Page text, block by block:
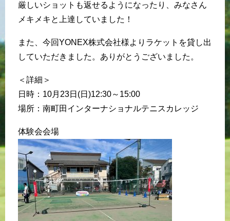
厳しいショットも返せるようになったり、みなさん
メキメキと上達していました！
また、今回YONEX株式会社様よりラケットを貸し出
していただきました。ありがとうございました。
＜詳細＞
日時：10月23日(日)12:30～15:00
場所：南町田インターナショナルテニスカレッジ
体験会会場